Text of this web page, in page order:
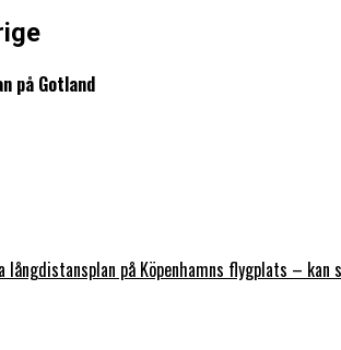
på Gotland
långdistansplan på Köpenhamns flygplats –